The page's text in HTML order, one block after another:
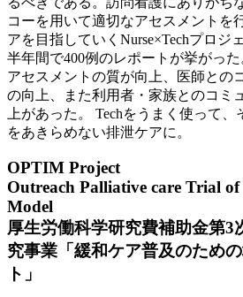
コーを用いて適切なアセスメントを
アを目指していくNurse×Techプロジ
半年間で400例のレポートが挙がっ
アセスメントの質が向上、医師との
の向上、また利用者・家族とのコミ
上があった。 Techをうまく使って
をあきらめない排泄ケアに。
OPTIM Project
Outreach Palliative care Trial
Model
厚生労働科学研究費補助金第3
究事業「緩和ケア普及のため
ト」